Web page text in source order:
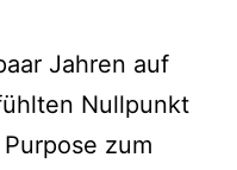
Jahren auf
Nullpunkt
zum